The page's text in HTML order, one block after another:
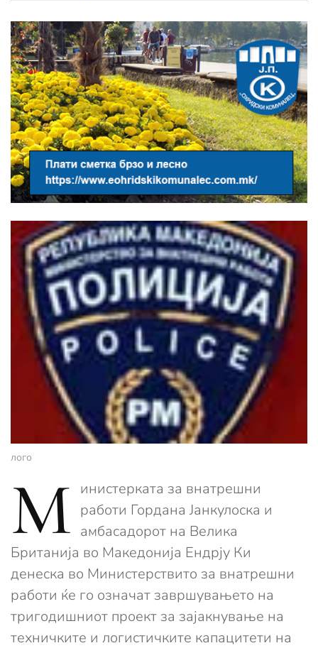
лого
М инистерката за внатрешни
работи Гордана Јанкулоска и
амбасадорот на Велика
Британија во Македонија Ендрју Ки
денеска во Министерствито за внатрешни
работи ќе го означат завршувањето на
тригодишниот проект за зајакнување на
техничките и логистичките капацитети на